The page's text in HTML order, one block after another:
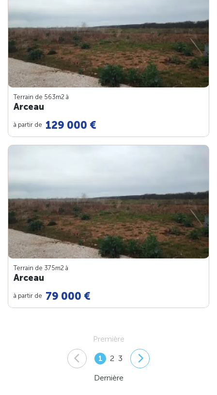
Terrain de 563m2 à
Arceau
à partir de 129 000 €
Terrain de 375m2 à
Arceau
à partir de 79 000 €
Première
1 2 3
Dernière